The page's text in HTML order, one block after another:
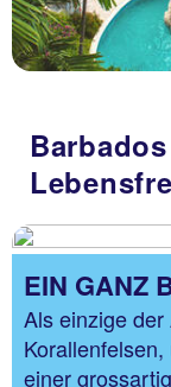
EIN GANZ
Als einzige
einer